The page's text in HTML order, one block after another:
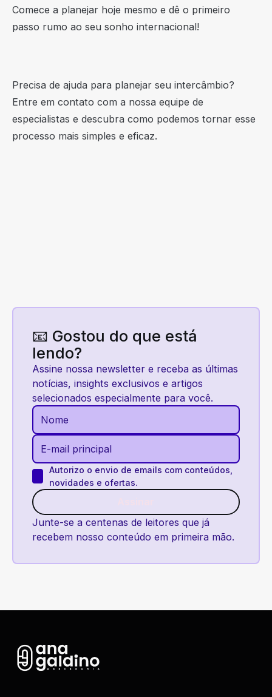
Comece a planejar hoje mesmo e dê o primeiro
passo rumo ao seu sonho internacional!
Precisa de ajuda para planejar seu intercâmbio?
Entre em contato com a nossa equipe de
especialistas e descubra como podemos tornar esse
processo mais simples e eficaz.
📧 Gostou do que está
lendo?
Assine nossa newsletter e receba as últimas
notícias, insights exclusivos e artigos
selecionados especialmente para você.
Autorizo o envio de emails com conteúdos,
novidades e ofertas.
Junte-se a centenas de leitores que já
recebem nosso conteúdo em primeira mão.